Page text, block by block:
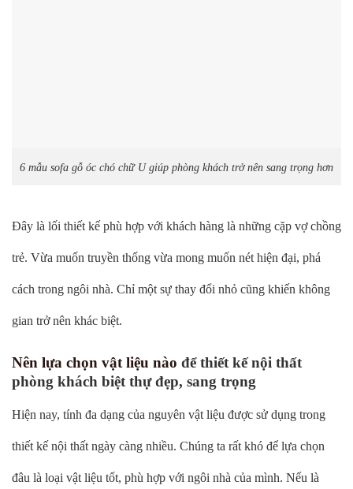
6 mẫu sofa gỗ óc chó chữ U giúp phòng khách trở nên sang trọng hơn
Đây là lối thiết kế phù hợp với khách hàng là những cặp vợ chồng
trẻ. Vừa muốn truyền thống vừa mong muốn nét hiện đại, phá
cách trong ngôi nhà. Chỉ một sự thay đổi nhỏ cũng khiến không
gian trở nên khác biệt.
Nên lựa chọn vật liệu nào để thiết kế nội thất
phòng khách biệt thự đẹp, sang trọng
Hiện nay, tính đa dạng của nguyên vật liệu được sử dụng trong
thiết kế nội thất ngày càng nhiều. Chúng ta rất khó để lựa chọn
đâu là loại vật liệu tốt, phù hợp với ngôi nhà của mình. Nếu là